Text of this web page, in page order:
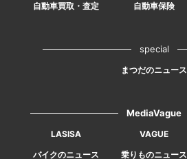
自動車買取・査定
自動車保険
special
まつだのニュース
MediaVague
LASISA VAGUE
バイクのニュース
乗りものニュース